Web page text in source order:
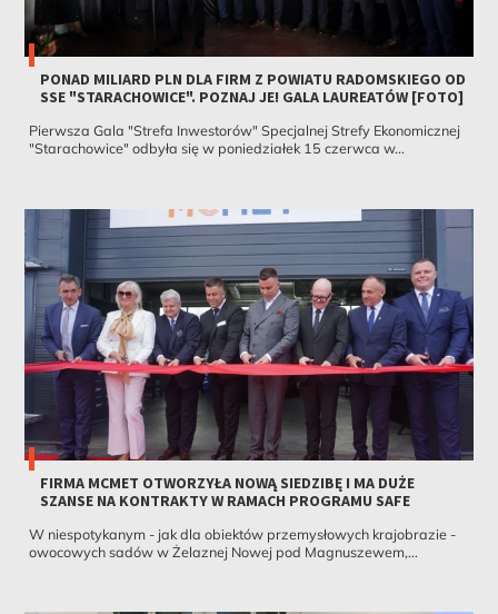
PONAD MILIARD PLN DLA FIRM Z POWIATU RADOMSKIEGO OD
SSE "STARACHOWICE". POZNAJ JE! GALA LAUREATÓW [FOTO]
Pierwsza Gala "Strefa Inwestorów" Specjalnej Strefy Ekonomicznej
"Starachowice" odbyła się w poniedziałek 15 czerwca w...
FIRMA MCMET OTWORZYŁA NOWĄ SIEDZIBĘ I MA DUŻE
SZANSE NA KONTRAKTY W RAMACH PROGRAMU SAFE
W niespotykanym - jak dla obiektów przemysłowych krajobrazie -
owocowych sadów w Żelaznej Nowej pod Magnuszewem,...